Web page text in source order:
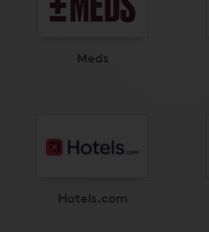
Meds
Hotels.com